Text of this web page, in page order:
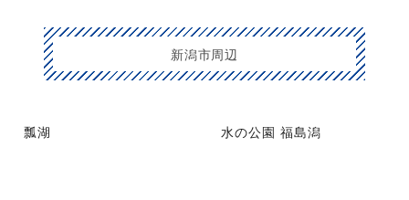
新潟市周辺
瓢湖 水の公園 福島潟